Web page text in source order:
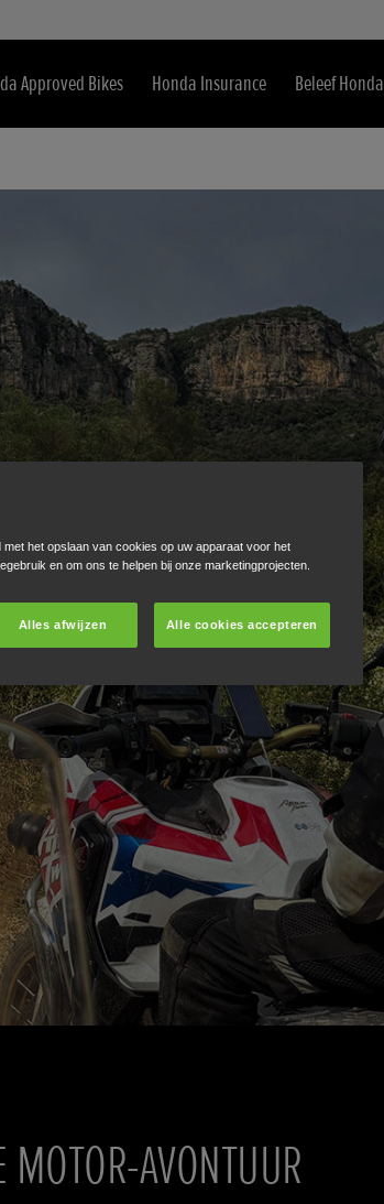
Approved Bikes Honda Insurance Beleef Honda
AVONTUUR
het opslaan van cookies op uw apparaat voor het
en om ons te helpen bij onze marketingprojecten.
Alles afwijzen Alle cookies accepteren